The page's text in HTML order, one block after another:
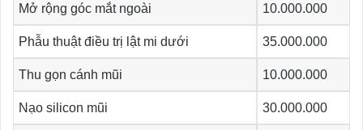
Mở rộng góc mắt ngoài 10.000.000
Phẫu thuật điều trị lật mi dưới 35.000.000
Thu gọn cánh mũi 10.000.000
Nạo silicon mũi 30.000.000